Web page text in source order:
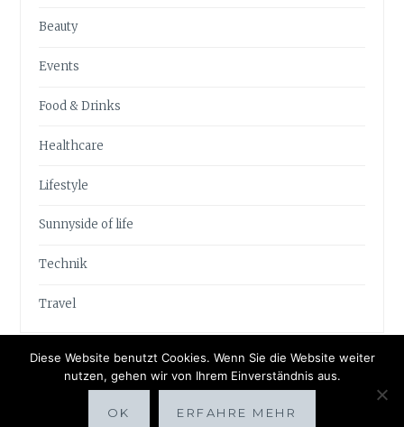
Beauty
Events
Food & Drinks
Healthcare
Lifestyle
Sunnyside of life
Technik
Travel
Diese Website benutzt Cookies. Wenn Sie die Website weiter
nutzen, gehen wir von Ihrem Einverständnis aus.
OK ERFAHRE MEHR